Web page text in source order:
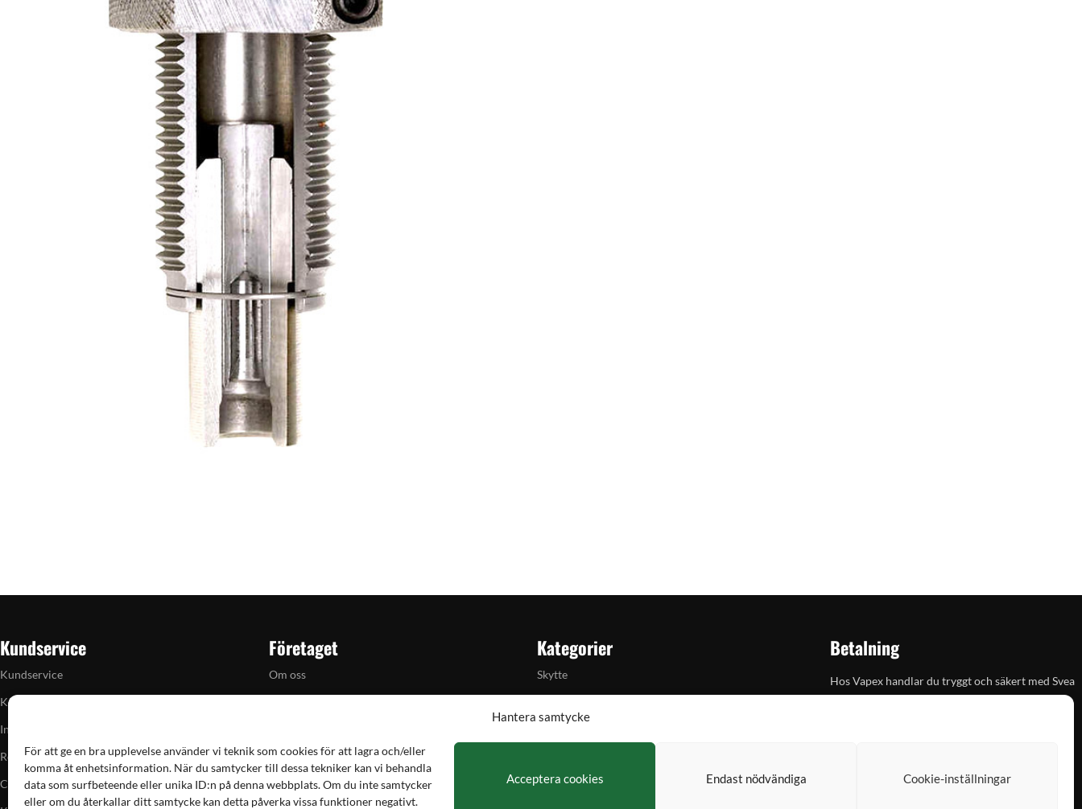
Hantera samtycke
För att ge en bra upplevelse använder vi teknik som cookies för att lagra och/eller
komma åt enhetsinformation. När du samtycker till dessa tekniker kan vi behandla
data som surfbeteende eller unika ID:n på denna webbplats. Om du inte samtycker
eller om du återkallar ditt samtycke kan detta påverka vissa funktioner negativt.
Acceptera cookies Endast nödvändiga Cookie-inställningar
Kundservice
Kundservice
Köpvillkor
Integritetspolicy
Returpolicy
Cookiepolicy
Företaget
Om oss
Grain till gram-kalkylator
Kampanjer
Kategorier
Skytte
Utrustning
Betalning
Hos Vapex handlar du tryggt och säkert med Svea